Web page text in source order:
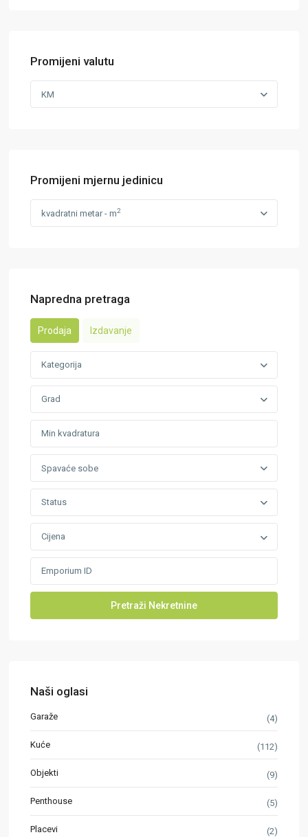
Promijeni valutu
KM
Promijeni mjernu jedinicu
kvadratni metar - m2
Napredna pretraga
Prodaja Izdavanje
Kategorija
Grad
Spavaće sobe
Status
Cijena
Naši oglasi
Garaže (4)
Kuće (112)
Objekti (9)
Penthouse (5)
Placevi (2)